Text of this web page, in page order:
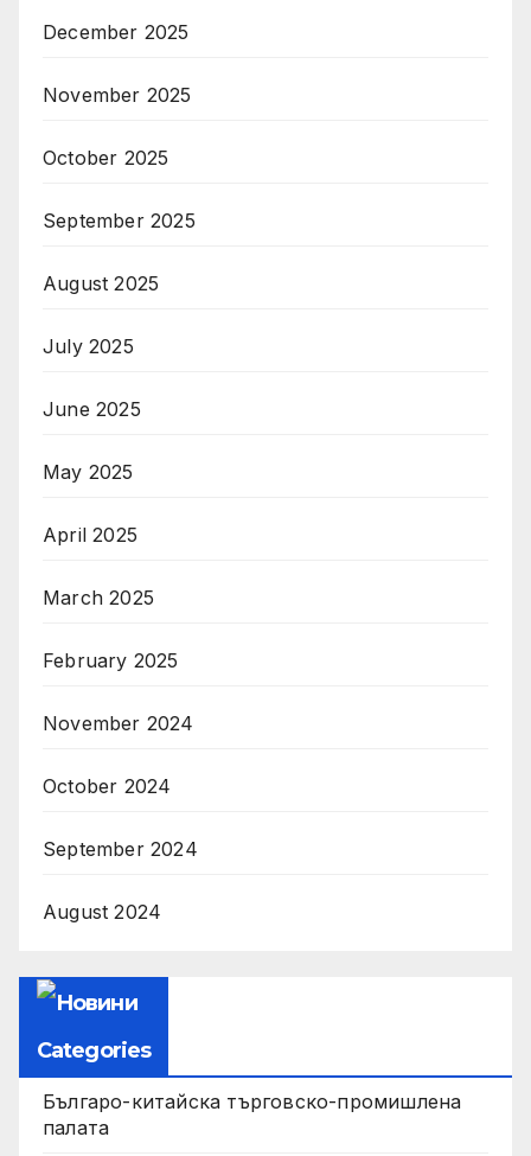
December 2025
November 2025
October 2025
September 2025
August 2025
July 2025
June 2025
May 2025
April 2025
March 2025
February 2025
November 2024
October 2024
September 2024
August 2024
Categories
Българо-китайска търговско-промишлена
палата